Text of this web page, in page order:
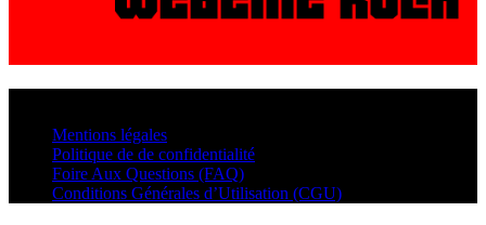
Mentions légales
Politique de de confidentialité
Foire Aux Questions (FAQ)
Conditions Générales d’Utilisation (CGU)